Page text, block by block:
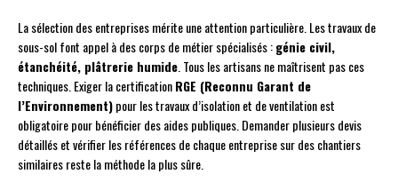
La sélection des entreprises mérite une attention particulière. Les travaux de
sous-sol font appel à des corps de métier spécialisés :génie civil,
étanchéité, plâtrerie humide . Tous les artisans ne maîtrisent pas ces
techniques. Exiger la certificationRGE (Reconnu Garant de
l’Environnement)pour les travaux d’isolation et de ventilation est
obligatoire pour bénéficier des aides publiques. Demander plusieurs devis
détaillés et vérifier les références de chaque entreprise sur des chantiers
similaires reste la méthode la plus sûre.